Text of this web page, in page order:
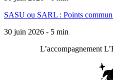
SASU ou SARL : Points
30 juin 2026 - 5 min
L’accompagnement